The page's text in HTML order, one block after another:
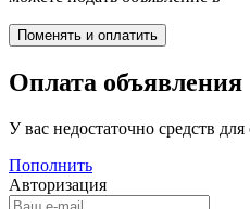
Оплата объявления
У вас недостаточно средств
Пополнить
Авторизация